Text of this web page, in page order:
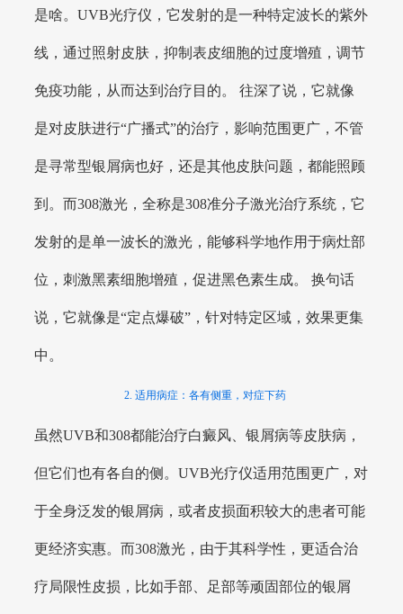
是啥。UVB光疗仪，它发射的是一种特定波长的紫外
线，通过照射皮肤，抑制表皮细胞的过度增殖，调节
免疫功能，从而达到治疗目的。 往深了说，它就像
是对皮肤进行“广播式”的治疗，影响范围更广，不管
是寻常型银屑病也好，还是其他皮肤问题，都能照顾
到。而308激光，全称是308准分子激光治疗系统，它
发射的是单一波长的激光，能够科学地作用于病灶部
位，刺激黑素细胞增殖，促进黑色素生成。 换句话
说，它就像是“定点爆破”，针对特定区域，效果更集
中。
2. 适用病症：各有侧重，对症下药
虽然UVB和308都能治疗白癜风、银屑病等皮肤病，
但它们也有各自的侧。UVB光疗仪适用范围更广，对
于全身泛发的银屑病，或者皮损面积较大的患者可能
更经济实惠。而308激光，由于其科学性，更适合治
疗局限性皮损，比如手部、足部等顽固部位的银屑